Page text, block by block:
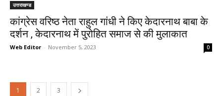
उत्तराखण्ड
कांग्रेस वरिष्ठ नेता राहुल गांधी ने किए केदारनाथ बाबा के
दर्शन , केदारनाथ में पुरोहित समाज से की मुलाकात
Web Editor - November 5, 2023 0
1 2 3